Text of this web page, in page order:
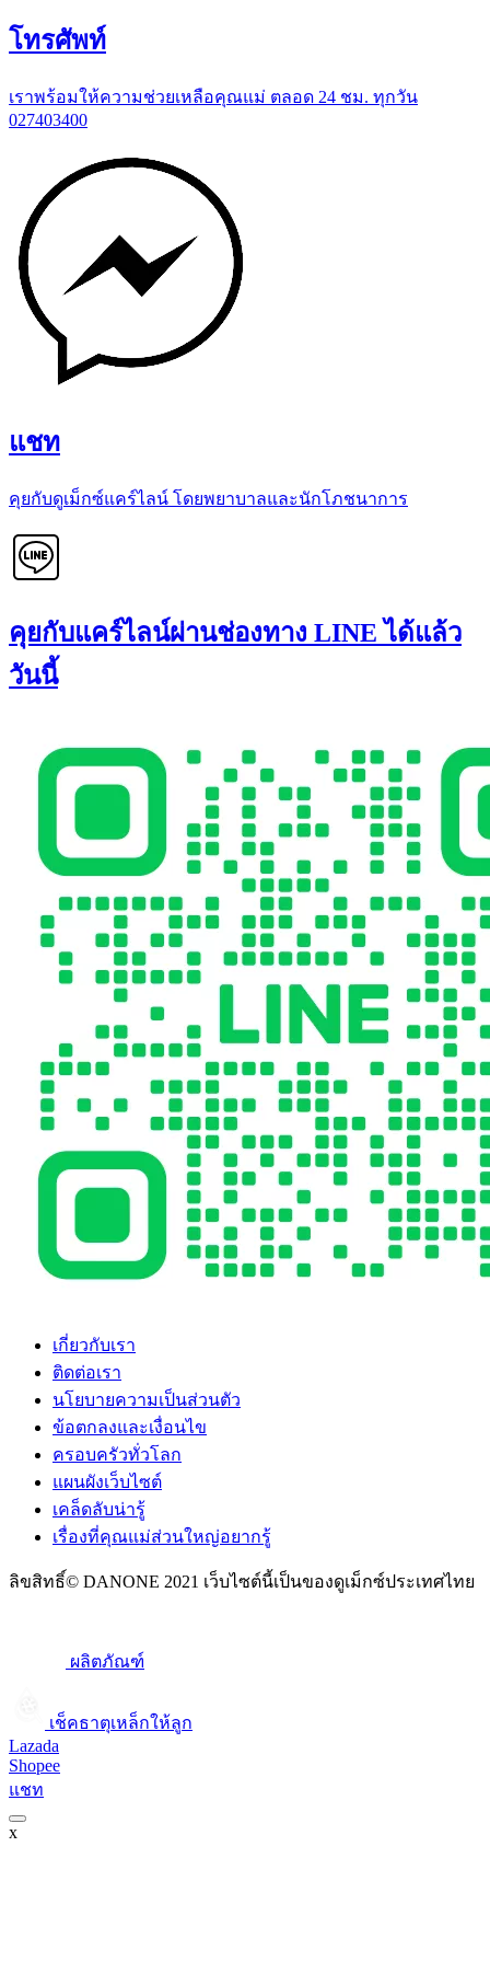
โทรศัพท์
เราพร้อมให้ความช่วยเหลือคุณแม่ ตลอด 24 ชม. ทุกวัน
027403400
แชท
คุยกับดูเม็กซ์แคร์ไลน์ โดยพยาบาลและนักโภชนาการ
คุยกับแคร์ไลน์ผ่านช่องทาง LINE ได้แล้ว
วันนี้
เกี่ยวกับเรา
ติดต่อเรา
นโยบายความเป็นส่วนตัว
ข้อตกลงและเงื่อนไข
ครอบครัวทั่วโลก
แผนผังเว็บไซต์
เคล็ดลับน่ารู้
เรื่องที่คุณแม่ส่วนใหญ่อยากรู้
ลิขสิทธิ์© DANONE 2021 เว็บไซต์นี้เป็นของดูเม็กซ์ประเทศไทย
ผลิตภัณฑ์
เช็คธาตุเหล็กให้ลูก​
Lazada
Shopee
แชท
x